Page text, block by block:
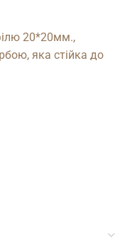
20*20мм.,
яка стійка до